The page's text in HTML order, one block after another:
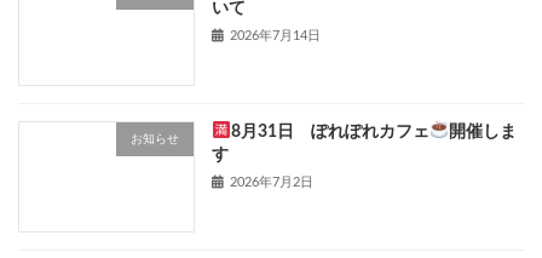
いて
2026年7月14日
お知らせ 8月31日 ぽれぽれカフェ
開催しま
す
2026年7月2日